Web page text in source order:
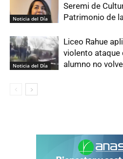
Noticia del Día
Seremi de
Patrimonio de
Noticia del Día
Liceo Rahue
violento
alumno no